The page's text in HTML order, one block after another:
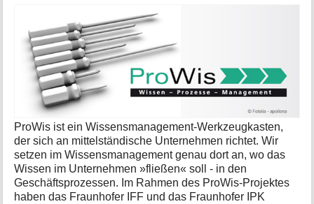
r
S
e
i
t
e
ProWis ist ein Wissensmanagement-Werkzeugkasten,
der sich an mittelständische Unternehmen richtet. Wir
setzen im Wissensmanagement genau dort an, wo das
Wissen im Unternehmen »fließen« soll - in den
Geschäftsprozessen. Im Rahmen des ProWis-Projektes
haben das Fraunhofer IFF und das Fraunhofer IPK